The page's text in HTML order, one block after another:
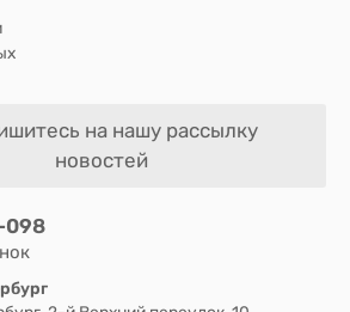
на нашу рассылку
новостей
098